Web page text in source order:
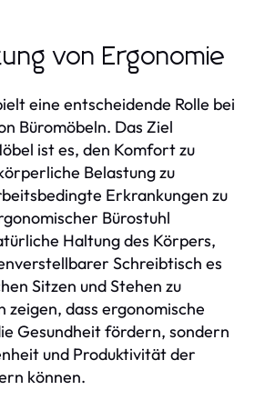
von Ergonomie
eine entscheidende Rolle bei
Büromöbeln. Das Ziel
ist es, den Komfort zu
Belastung zu
Erkrankungen zu
Bürostuhl
Haltung des Körpers,
Schreibtisch es
Sitzen und Stehen zu
zeigen, dass ergonomische
Gesundheit fördern, sondern
und Produktivität der
können.